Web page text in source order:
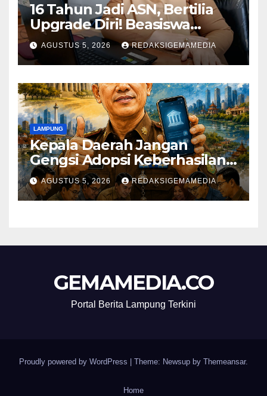
16 Tahun Jadi ASN, Bertilia
Upgrade Diri! Beasiswa
Pemkot Bandar Lampung
Antar Kuliah S2 Jalur RPL
Magister Manajemen IIB
Darmajaya
AGUSTUS 5, 2026 REDAKSIGEMAMEDIA
LAMPUNG
Kepala Daerah Jangan
Gengsi Adopsi Keberhasilan
Daerah Lain
AGUSTUS 5, 2026 REDAKSIGEMAMEDIA
GEMAMEDIA.CO
Portal Berita Lampung Terkini
Proudly powered by WordPress | Theme: Newsup by Themeansar.
Home